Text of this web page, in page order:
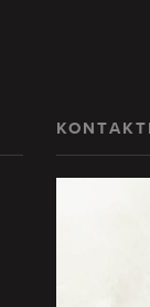
KONTAKTI